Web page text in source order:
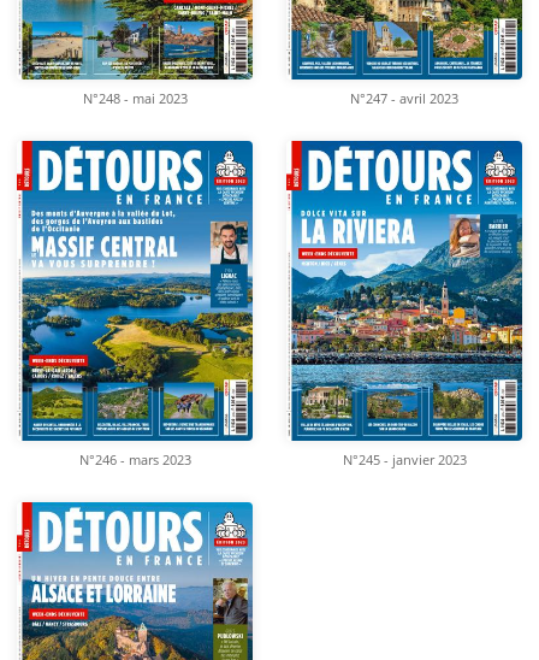
N°248 - mai 2023 N°247 - avril 2023
N°246 - mars 2023 N°245 - janvier 2023